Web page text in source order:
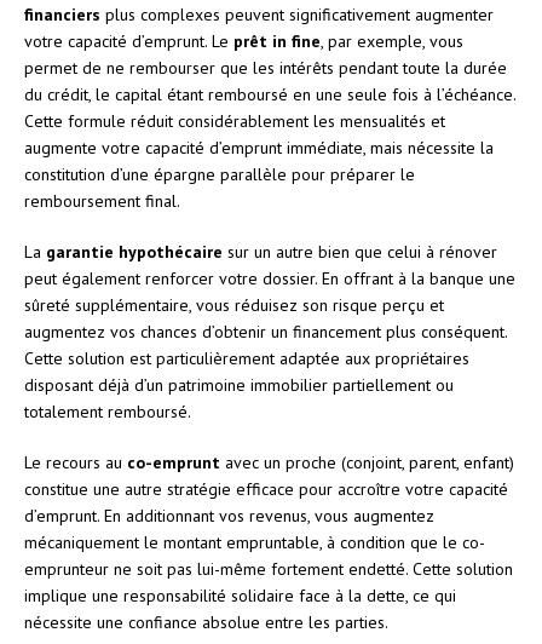
financiers plus complexes peuvent significativement augmenter
votre capacité d’emprunt. Le prêt in fine , par exemple, vous
permet de ne rembourser que les intérêts pendant toute la durée
du crédit, le capital étant remboursé en une seule fois à l’échéance.
Cette formule réduit considérablement les mensualités et
augmente votre capacité d’emprunt immédiate, mais nécessite la
constitution d’une épargne parallèle pour préparer le
remboursement final.
La garantie hypothécaire sur un autre bien que celui à rénover
peut également renforcer votre dossier. En offrant à la banque une
sûreté supplémentaire, vous réduisez son risque perçu et
augmentez vos chances d’obtenir un financement plus conséquent.
Cette solution est particulièrement adaptée aux propriétaires
disposant déjà d’un patrimoine immobilier partiellement ou
totalement remboursé.
Le recours au co-emprunt avec un proche (conjoint, parent, enfant)
constitue une autre stratégie efficace pour accroître votre capacité
d’emprunt. En additionnant vos revenus, vous augmentez
mécaniquement le montant empruntable, à condition que le co-
emprunteur ne soit pas lui-même fortement endetté. Cette solution
implique une responsabilité solidaire face à la dette, ce qui
nécessite une confiance absolue entre les parties.